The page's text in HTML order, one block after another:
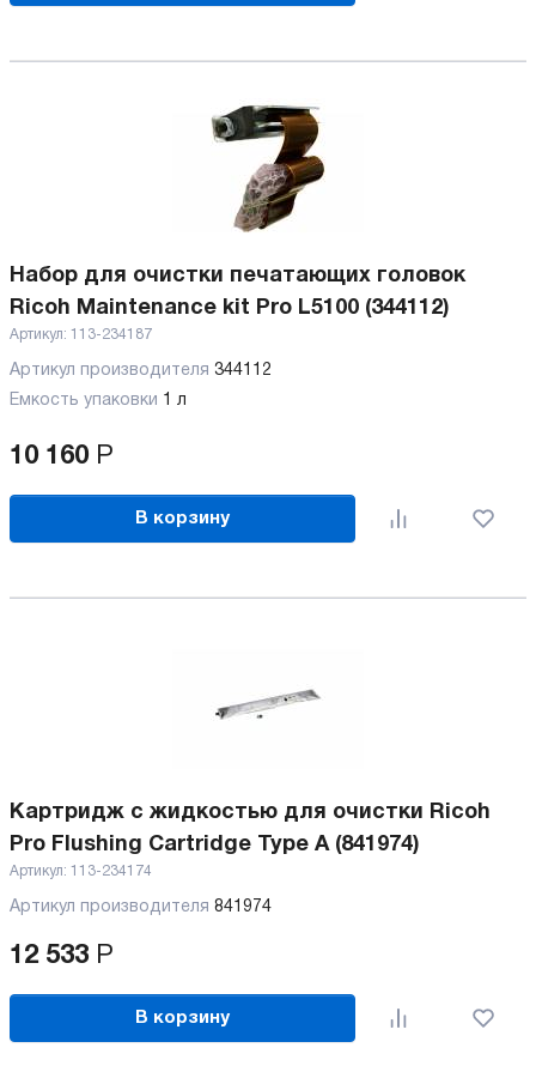
Набор для очистки печатающих головок
Ricoh Maintenance kit Pro L5100 (344112)
Артикул: 113-234187
Артикул производителя 344112
Емкость упаковки 1 л
10 160 Р
В корзину
Картридж с жидкостью для очистки Ricoh
Pro Flushing Cartridge Type A (841974)
Артикул: 113-234174
Артикул производителя 841974
12 533 Р
В корзину